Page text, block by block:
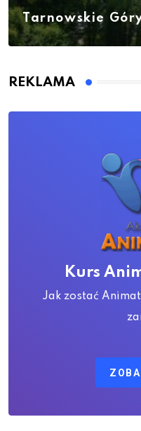
Tarnowskie
REKLAMA
Kurs
Jak zostać